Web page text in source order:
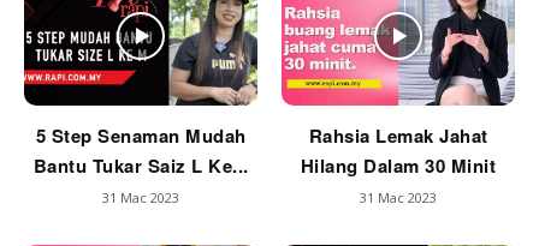
5 Step Senaman Mudah
Bantu Tukar Saiz L Ke...
31 Mac 2023
Rahsia Lemak Jahat
Hilang Dalam 30 Minit
31 Mac 2023